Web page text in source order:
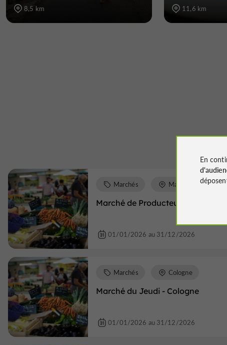
8,5 km 11,6 km
Marché de Producteurs du
Marchés Mauvezin
01/01/2026 au 31/12/2026
Marché du Jeudi - Cologne
Marchés Cologne
01/01/2026 au 31/12/2026
En